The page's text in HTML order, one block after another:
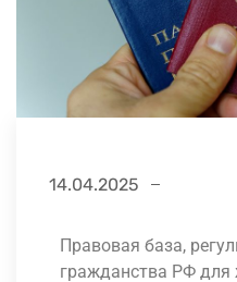
14.04.2025
Правовая база,
гражданства РФ для